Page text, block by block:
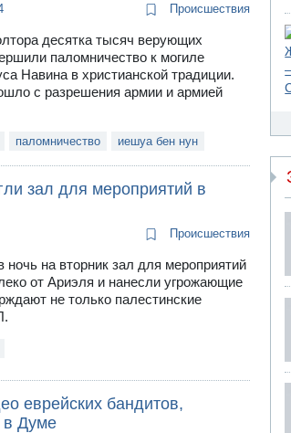
Происшествия
десятка тысяч верующих
паломничество к могиле
Навина в христианской традиции.
с разрешения армии и армией
паломничество иешуа бен нун
зал для мероприятий в
Происшествия
на вторник зал для мероприятий
от Ариэля и нанесли угрожающие
не только палестинские
еврейских бандитов,
в Думе